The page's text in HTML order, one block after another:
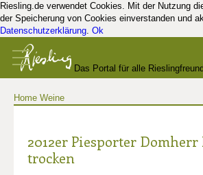
Riesling.de verwendet Cookies. Mit der Nutzung
der Speicherung von Cookies einverstanden und
Datenschutzerklärung. Ok
Das Portal für alle
Home Weine
2012er Piesporter Domherr
trocken